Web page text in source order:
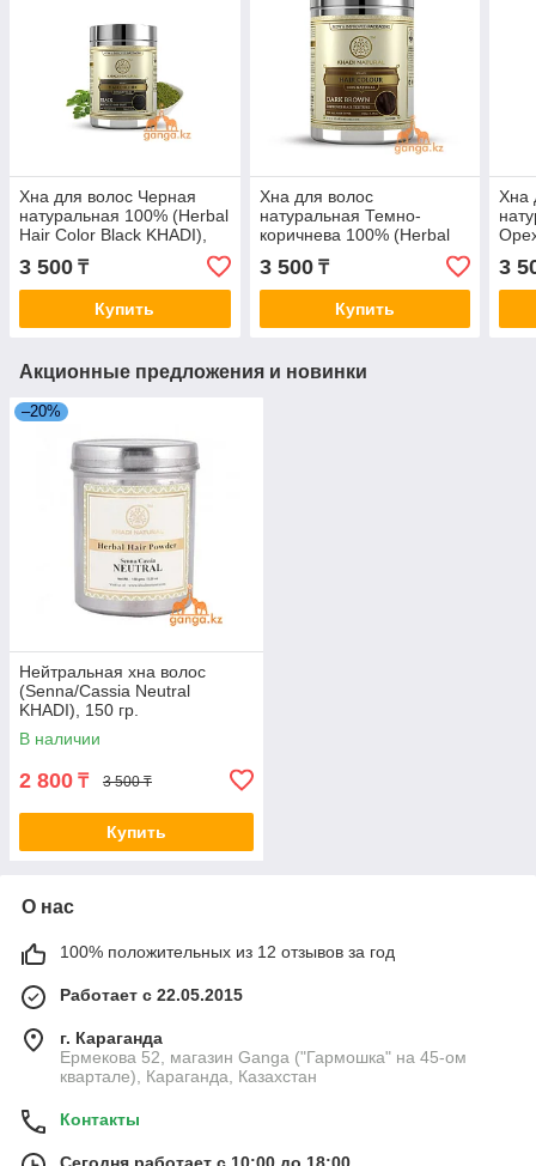
Хна для волос Черная
натуральная 100% (Herbal
Hair Color Black KHADI),
3 500 ₸
Купить
Хна для волос
натуральная Темно-
коричнева 100% (Herbal
KHADI), 150 гр.
3 500₸
Купить
Хна
Nut
3
Акционные предложения и новинки
–20%
Нейтральная хна волос
(Senna/Cassia Neutral
KHADI), 150 гр.
В наличии
2 800 ₸ 3 500 ₸
Купить
О нас
100% положительных из 12 отзывов за год
Работает с 22.05.2015
г. Караганда
Ермекова 52, магазин Ganga ("Гармошка" на 45-ом
квартале), Караганда, Казахстан
Контакты